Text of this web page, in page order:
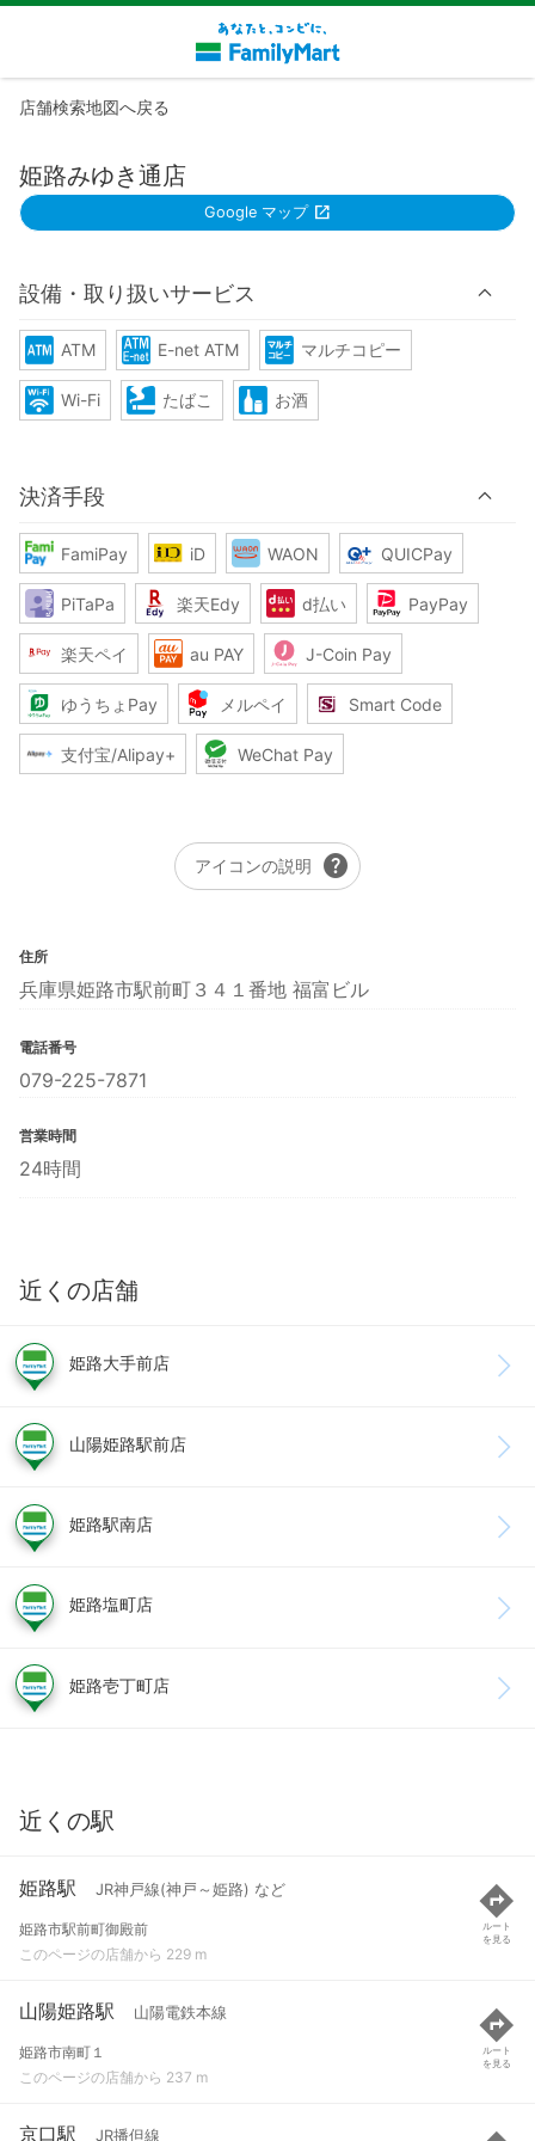
店舗検索地図へ戻る
姫路みゆき通店
Google マップ
設備・取り扱いサービス
ATM E-net ATM マルチコピー
Wi-Fi たばこ お酒
決済手段
FamiPay iD WAON QUICPay
PiTaPa 楽天Edy d払い PayPay
楽天ペイ au PAY J-Coin Pay
ゆうちょPay メルペイ Smart Code
支付宝/Alipay+ WeChat Pay
アイコンの説明 help
住所
兵庫県姫路市駅前町３４１番地 福富ビル
電話番号
079-225-7871
営業時間
24時間
近くの店舗
姫路大手前店
山陽姫路駅前店
姫路駅南店
姫路塩町店
姫路壱丁町店
近くの駅
姫路駅 JR神戸線(神戸～姫路) など
姫路市駅前町御殿前
このページの店舗から 229 m
ルート
を見る
山陽姫路駅 山陽電鉄本線
姫路市南町１
このページの店舗から 237 m
ルート
を見る
京口駅 JR播但線